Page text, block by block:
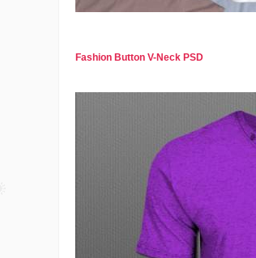
Fashion Button V-Neck PSD